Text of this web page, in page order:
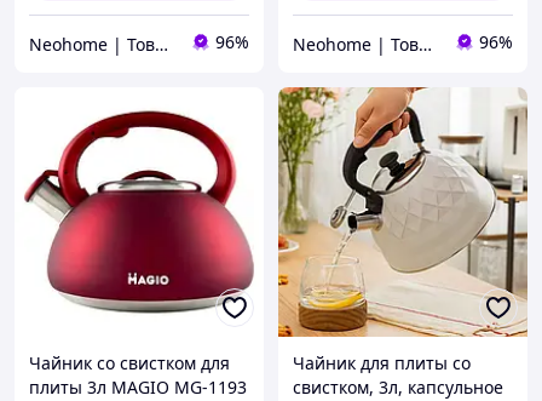
Neohome | Товары для дома и дачи 96% Neohome | Товары для дома и дачи 96%
Чайник со свистком для
плиты 3л MAGIO MG-1193
Чайник для плиты со
свистком, 3л, капсульное